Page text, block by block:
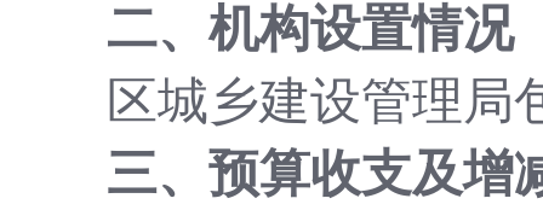
二、机构设置情况
区城乡建设管理局
三、预算收支及增